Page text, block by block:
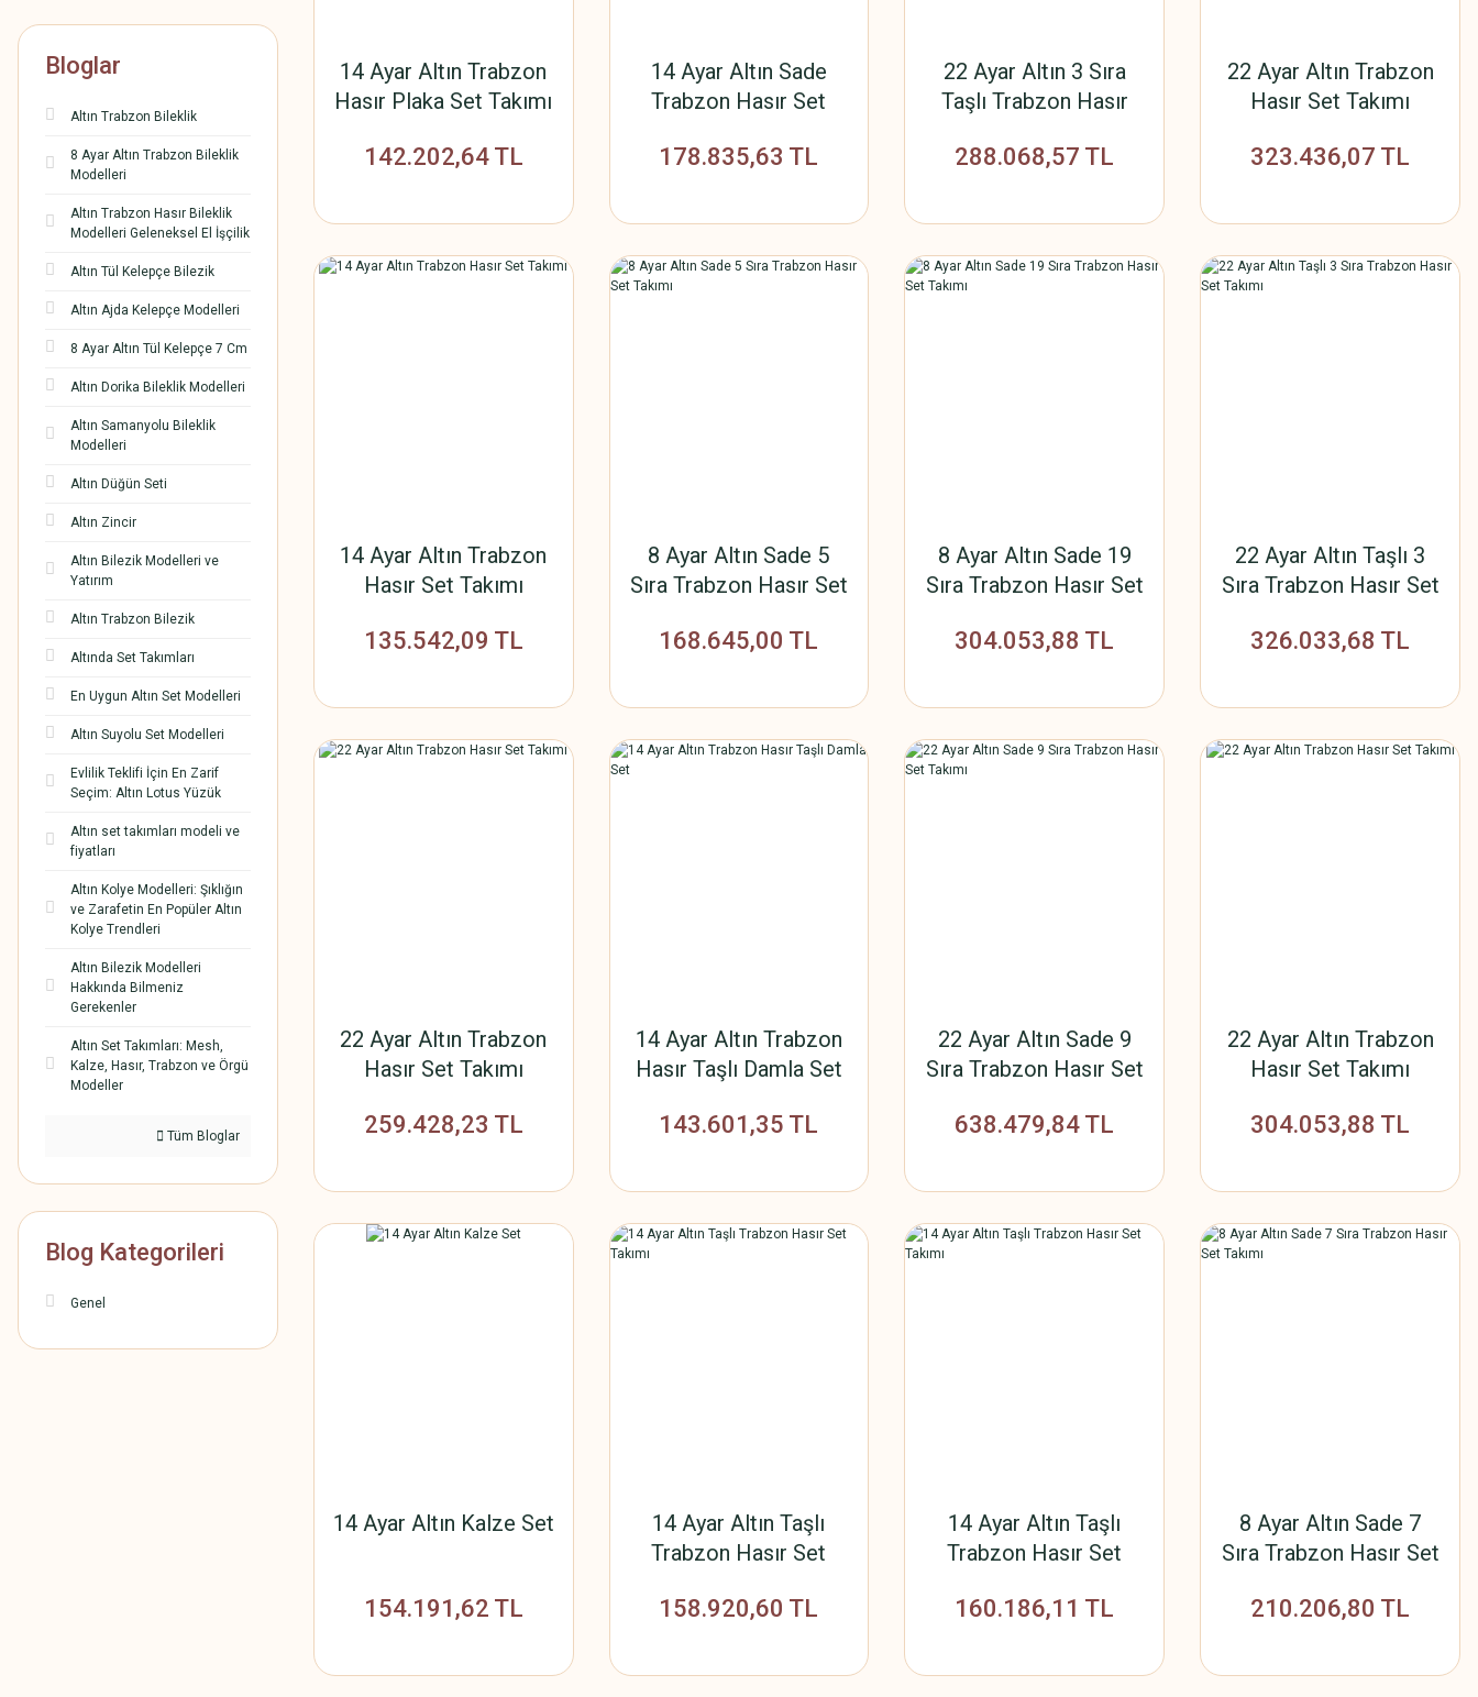
Bloglar
Altın Trabzon Bileklik
8 Ayar Altın Trabzon Bileklik
Modelleri
Altın Trabzon Hasır Bileklik
Modelleri Geleneksel El İşçilik
Altın Tül Kelepçe Bilezik
Altın Ajda Kelepçe Modelleri
8 Ayar Altın Tül Kelepçe 7 Cm
Altın Dorika Bileklik Modelleri
Altın Samanyolu Bileklik
Modelleri
Altın Düğün Seti
Altın Zincir
Altın Bilezik Modelleri ve
Yatırım
Altın Trabzon Bilezik
Altında Set Takımları
En Uygun Altın Set Modelleri
Altın Suyolu Set Modelleri
Evlilik Teklifi İçin En Zarif
Seçim: Altın Lotus Yüzük
Altın set takımları modeli ve
fiyatları
Altın Kolye Modelleri: Şıklığın
ve Zarafetin En Popüler Altın
Kolye Trendleri
Altın Bilezik Modelleri
Hakkında Bilmeniz
Gerekenler
Altın Set Takımları: Mesh,
Kalze, Hasır, Trabzon ve Örgü
Modeller
Tüm Bloglar
Blog Kategorileri
Genel
14 Ayar Altın Trabzon
Hasır Plaka Set Takımı
142.202,64 TL
14 Ayar Altın Sade
Trabzon Hasır Set
178.835,63 TL
22 Ayar Altın 3 Sıra
Taşlı Trabzon Hasır
288.068,57 TL
22 Ayar Altın Trabzon
Hasır Set Takımı
323.436,07 TL
14 Ayar Altın Trabzon
Hasır Set Takımı
135.542,09 TL
8 Ayar Altın Sade 5
Sıra Trabzon Hasır Set
168.645,00 TL
8 Ayar Altın Sade 19
Sıra Trabzon Hasır Set
304.053,88 TL
22 Ayar Altın Taşlı 3
Sıra Trabzon Hasır Set
326.033,68 TL
22 Ayar Altın Trabzon
Hasır Set Takımı
259.428,23 TL
14 Ayar Altın Trabzon
Hasır Taşlı Damla Set
143.601,35 TL
22 Ayar Altın Sade 9
Sıra Trabzon Hasır Set
638.479,84 TL
22 Ayar Altın Trabzon
Hasır Set Takımı
304.053,88 TL
14 Ayar Altın Kalze Set
154.191,62 TL
14 Ayar Altın Taşlı
Trabzon Hasır Set
158.920,60 TL
14 Ayar Altın Taşlı
Trabzon Hasır Set
160.186,11 TL
8 Ayar Altın Sade 7
Sıra Trabzon Hasır Set
210.206,80 TL